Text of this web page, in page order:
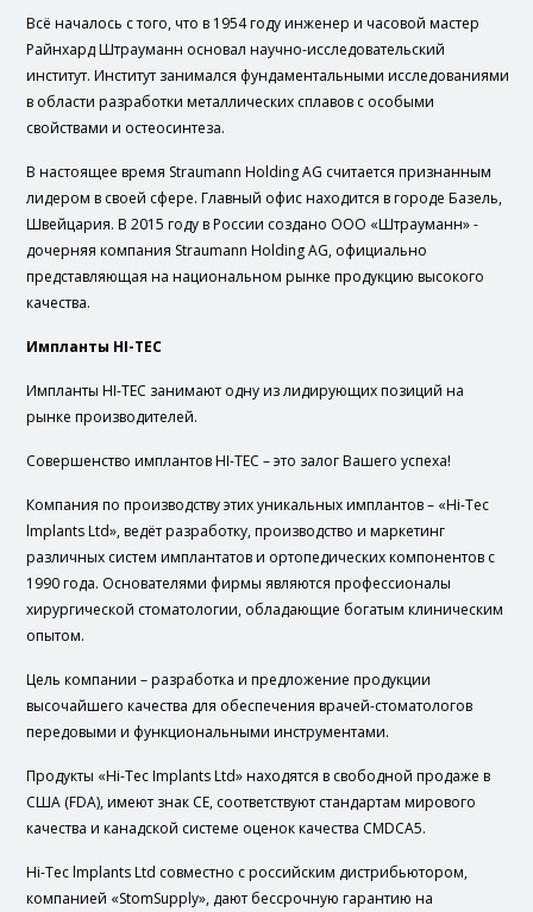
Всё началось с того, что в 1954 году инженер и часовой мастер
Райнхард Штрауманн основал научно-исследовательский
институт. Институт занимался фундаментальными исследованиями
в области разработки металлических сплавов с особыми
свойствами и остеосинтеза.
В настоящее время Straumann Holding AG считается признанным
лидером в своей сфере. Главный офис находится в городе Базель,
Швейцария. В 2015 году в России создано ООО «Штрауманн» -
дочерняя компания Straumann Holding AG, официально
представляющая на национальном рынке продукцию высокого
качества.
Импланты HI-TEC
Импланты HI-TEC занимают одну из лидирующих позиций на
рынке производителей.
Совершенство имплантов HI-TEC – это залог Вашего успеха!
Компания по производству этих уникальных имплантов – «Hi-Tec
lmplants Ltd», ведёт разработку, производство и маркетинг
различных систем имплантатов и ортопедических компонентов с
1990 года. Основателями фирмы являются профессионалы
хирургической стоматологии, обладающие богатым клиническим
опытом.
Цель компании – разработка и предложение продукции
высочайшего качества для обеспечения врачей-стоматологов
передовыми и функциональными инструментами.
Продукты «Hi-Tec Implants Ltd» находятся в свободной продаже в
США (FDA), имеют знак СЕ, соответствуют стандартам мирового
качества и канадской системе оценок качества CMDCA5.
Hi-Tec lmplants Ltd совместно с российским дистрибьютором,
компанией «StomSupply», дают бессрочную гарантию на